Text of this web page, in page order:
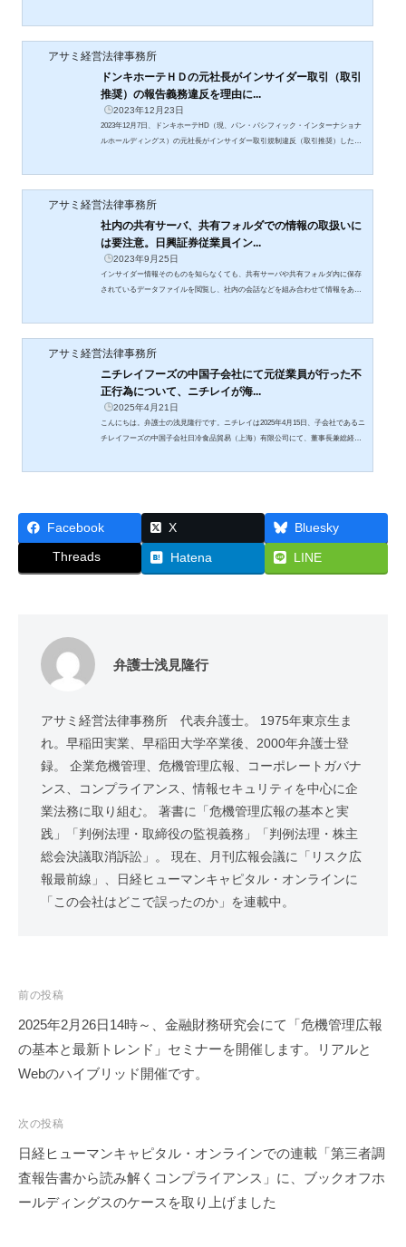
アサミ経営法律事務所
ドンキホーテＨＤの元社長がインサイダー取引（取引
推奨）の報告義務違反を理由に...
2023年12月23日
2023年12月7日、ドンキホーテHD（現、パン・パシフィック・インターナショナ
ルホールディングス）の元社長がインサイダー取引規制違反（取引推奨）した件
アサミ経営法律事務所
社内の共有サーバ、共有フォルダでの情報の取扱いに
は要注意。日興証券従業員イン...
2023年9月25日
インサイダー情報そのものを知らなくても、共有サーバや共有フォルダ内に保存
されているデータファイルを閲覧し、社内の会話などを組み合わせて情報をある
アサミ経営法律事務所
ニチレイフーズの中国子会社にて元従業員が行った不
正行為について、ニチレイが海...
2025年4月21日
こんにちは。弁護士の浅見隆行です。ニチレイは2025年4月15日、子会社であるニ
チレイフーズの中国子会社日冷食品貿易（上海）有限公司にて、董事長兼総経理
不正行為の概要とその調査報告書は、3月25日に公表されてい...
Facebook X Bluesky
Threads Hatena LINE
弁護士浅見隆行
アサミ経営法律事務所 代表弁護士。 1975年東京生ま
れ。早稲田実業、早稲田大学卒業後、2000年弁護士登
録。 企業危機管理、危機管理広報、コーポレートガバナ
ンス、コンプライアンス、情報セキュリティを中心に企
業法務に取り組む。 著書に「危機管理広報の基本と実
践」「判例法理・取締役の監視義務」「判例法理・株主
総会決議取消訴訟」。 現在、月刊広報会議に「リスク広
報最前線」、日経ヒューマンキャピタル・オンラインに
「この会社はどこで誤ったのか」を連載中。
投
稿
ナ
ビ
ー
シ
ョ
ン
前の投稿
2025年2月26日14時～、金融財務研究会にて「危機管理広報
の基本と最新トレンド」セミナーを開催します。リアルと
Webのハイブリッド開催です。
次の投稿
日経ヒューマンキャピタル・オンラインでの連載「第三者調
査報告書から読み解くコンプライアンス」に、ブックオフホ
ールディングスのケースを取り上げました